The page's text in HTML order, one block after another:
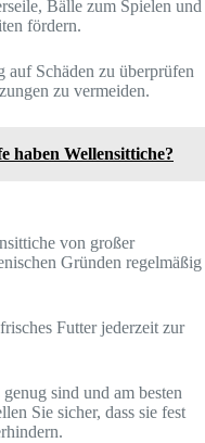
Bälle zum Spielen und
fördern.
auf Schäden zu überprüfen
zu vermeiden.
haben Wellensittiche?
von großer
Gründen regelmäßig
Futter jederzeit zur
sind und am besten
Sie sicher, dass sie fest